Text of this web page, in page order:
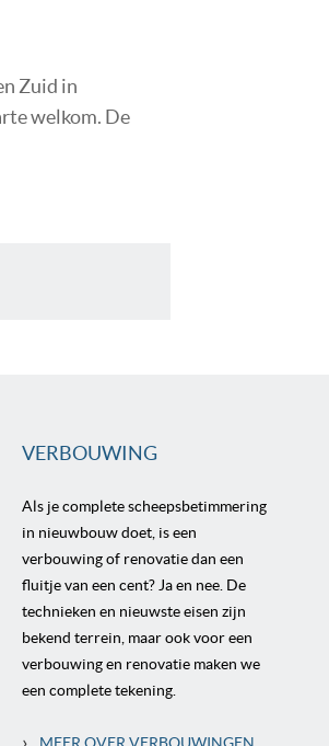
Zuid in
welkom. De
VERBOUWING
Als je complete scheepsbetimmering
in nieuwbouw doet, is een
verbouwing of renovatie dan een
fluitje van een cent? Ja en nee. De
technieken en nieuwste eisen zijn
bekend terrein, maar ook voor een
verbouwing en renovatie maken we
een complete tekening.